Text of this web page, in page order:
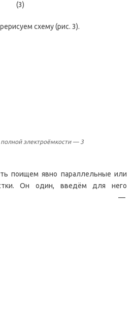
(3)
схему (рис. 3).
полной электроёмкости — 3
поищем явно параллельные или
Он один, введём для него
—